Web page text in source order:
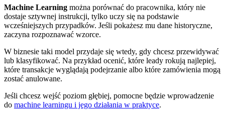
Machine Learning można porównać do pracownika, który nie
dostaje sztywnej instrukcji, tylko uczy się na podstawie
wcześniejszych przypadków. Jeśli pokażesz mu dane historyczne,
zaczyna rozpoznawać wzorce.
W biznesie taki model przydaje się wtedy, gdy chcesz przewidywać
lub klasyfikować. Na przykład ocenić, które leady rokują najlepiej,
które transakcje wyglądają podejrzanie albo które zamówienia mogą
zostać anulowane.
Jeśli chcesz wejść poziom głębiej, pomocne będzie wprowadzenie
do machine learningu i jego działania w praktyce.